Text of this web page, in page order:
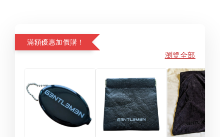
滿額優惠加價購！
瀏覽全部